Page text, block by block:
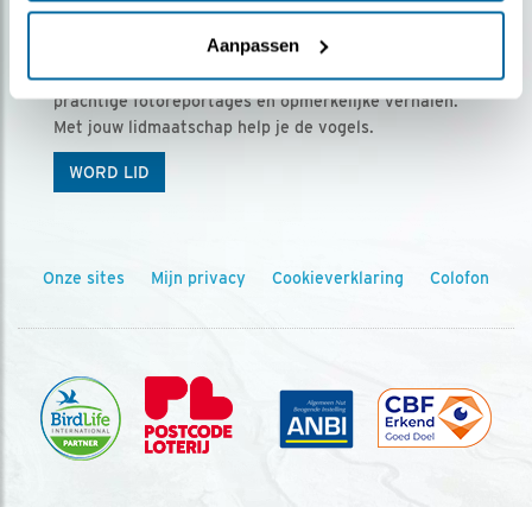
Aanpassen
Ontvang 5 x Vogels voor € 36,00 per jaar
Vogels is het tijdschrift voor onze leden, met
prachtige fotoreportages en opmerkelijke verhalen.
Met jouw lidmaatschap help je de vogels.
WORD LID
Onze sites Mijn privacy Cookieverklaring Colofon